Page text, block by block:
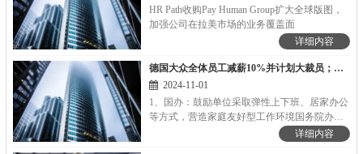
HR Path收购Pay Human Group扩大全球版图，
加强公司在拉美市场的业务覆盖面
详细内容
德国大众全体员工减薪10%并计划大裁员；胖东来今年营收将突破150亿丨HR资讯集锦
2024-11-01
1、国办：鼓励单位采取弹性上下班、居家办公
等方式，营造家庭友好型工作环境国务院办公
厅日前印发《关于加快完善生育支持政策体系
推动建设生育友好型社会的若干措施》，提出
详细内容